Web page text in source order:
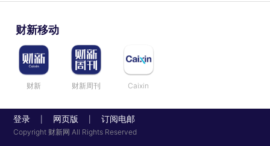
财新移动
财新 财新周刊 Caixin
登录 网页版 订阅电邮
Copyright 财新网 All Rights Reserved